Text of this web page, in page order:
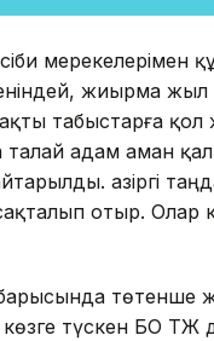
мерекелерімен
жиырма
табыстарға қол
адам аман
Қазіргі
отыр. Олар
төтенше
түскен БҚО ТЖ